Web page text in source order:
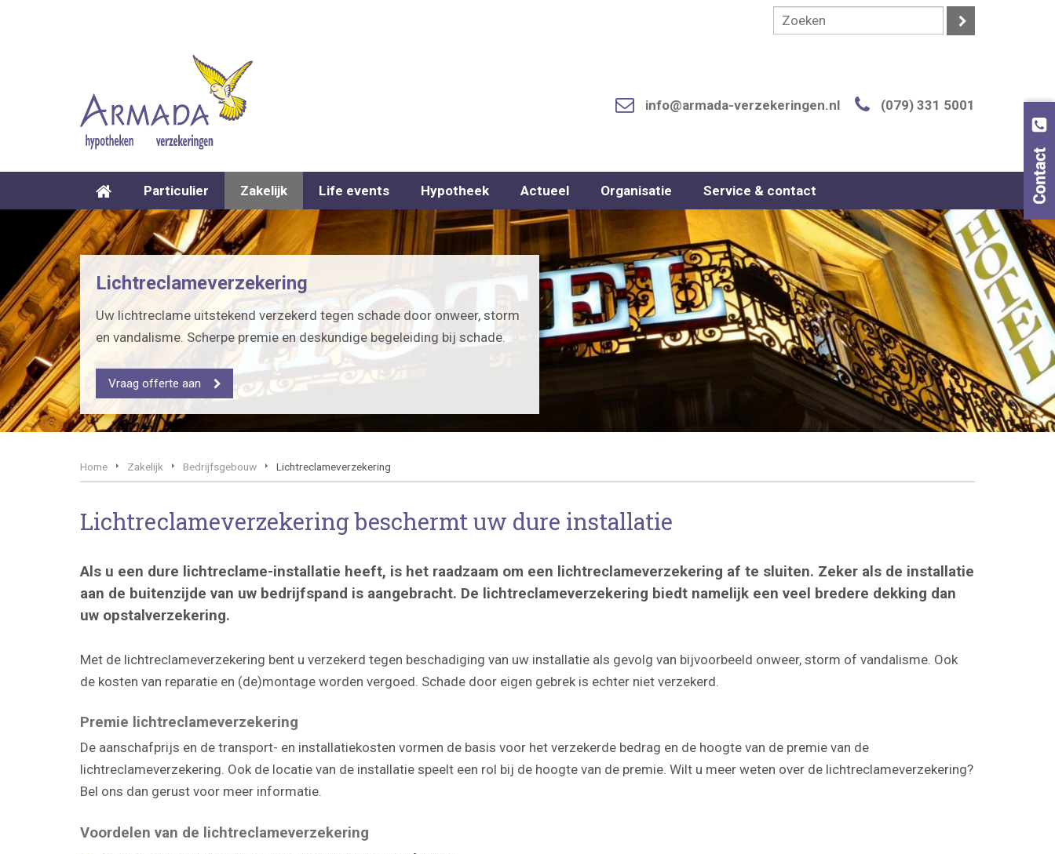
info@armada-verzekeringen.nl (079) 331 5001
Particulier Zakelijk Life events Hypotheek Actueel Organisatie Service & contact
Lichtreclameverzekering
Uw lichtreclame uitstekend verzekerd tegen schade door onweer, storm
en vandalisme. Scherpe premie en deskundige begeleiding bij schade.
Vraag offerte aan
Home Zakelijk Bedrijfsgebouw Lichtreclameverzekering
Lichtreclameverzekering beschermt uw dure installatie
Als u een dure lichtreclame-installatie heeft, is het raadzaam om een lichtreclameverzekering af te sluiten. Zeker als de installatie
aan de buitenzijde van uw bedrijfspand is aangebracht. De lichtreclameverzekering biedt namelijk een veel bredere dekking dan
uw opstalverzekering.
Met de lichtreclameverzekering bent u verzekerd tegen beschadiging van uw installatie als gevolg van bijvoorbeeld onweer, storm of vandalisme. Ook
de kosten van reparatie en (de)montage worden vergoed. Schade door eigen gebrek is echter niet verzekerd.
Premie lichtreclameverzekering
De aanschafprijs en de transport- en installatiekosten vormen de basis voor het verzekerde bedrag en de hoogte van de premie van de
lichtreclameverzekering. Ook de locatie van de installatie speelt een rol bij de hoogte van de premie. Wilt u meer weten over de lichtreclameverzekering?
Bel ons dan gerust voor meer informatie.
Voordelen van de lichtreclameverzekering